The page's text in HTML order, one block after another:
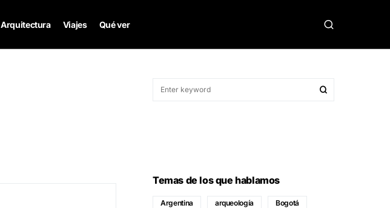
Arquitectura Viajes Qué ver
Temas de los que hablamos
Argentina arqueología Bogotá